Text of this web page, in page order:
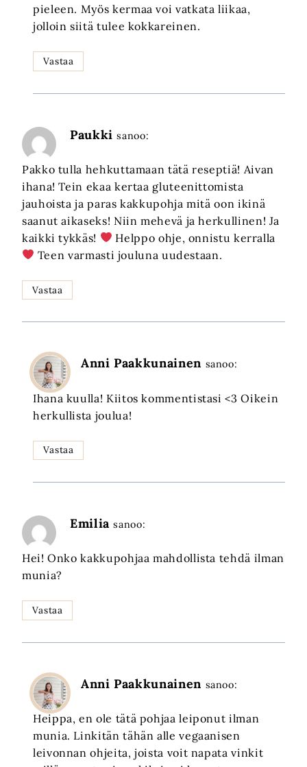
pieleen. Myös kermaa voi vatkata liikaa,
jolloin siitä tulee kokkareinen.
Vastaa
Paukki sanoo:
Pakko tulla hehkuttamaan tätä reseptiä! Aivan
ihana! Tein ekaa kertaa gluteenittomista
jauhoista ja paras kakkupohja mitä oon ikinä
saanut aikaseks! Niin mehevä ja herkullinen! Ja
kaikki tykkäs!
Helppo ohje, onnistu kerralla
Teen varmasti jouluna uudestaan.
Vastaa
Anni Paakkunainen sanoo:
Ihana kuulla! Kiitos kommentistasi <3 Oikein
herkullista joulua!
Vastaa
Emilia sanoo:
Hei! Onko kakkupohjaa mahdollista tehdä ilman
munia?
Vastaa
Anni Paakkunainen sanoo:
Heippa, en ole tätä pohjaa leiponut ilman
munia. Linkitän tähän alle vegaanisen
leivonnan ohjeita, joista voit napata vinkit